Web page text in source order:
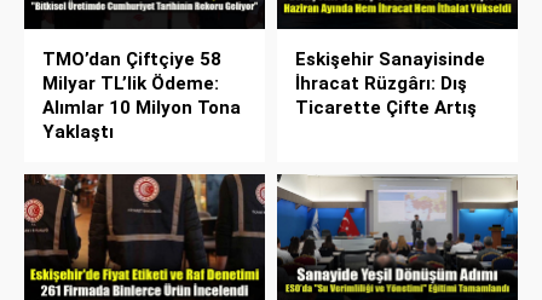
TMO’dan Çiftçiye 58
Milyar TL’lik Ödeme:
Alımlar 10 Milyon Tona
Yaklaştı
Eskişehir Sanayisinde
İhracat Rüzgârı: Dış
Ticarette Çifte Artış